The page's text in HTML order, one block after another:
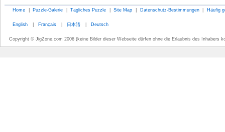
Home | Puzzle-Galerie | Tägliches Puzzle | Site Map | Datenschutz-Bestimmungen | Häufig
English | Français | 日本語 | Deutsch
Copyright © JigZone.com 2006 (keine Bilder dieser Webseite dürfen ohne die Erlaubnis des Inhabers